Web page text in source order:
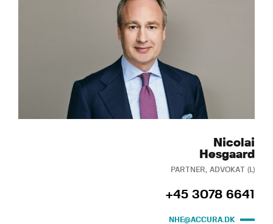
Nicolai
Hesgaard
PARTNER, ADVOKAT (L)
+45 3078 6641
NHE@ACCURA.DK